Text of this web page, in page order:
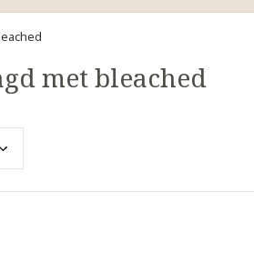
met bleached